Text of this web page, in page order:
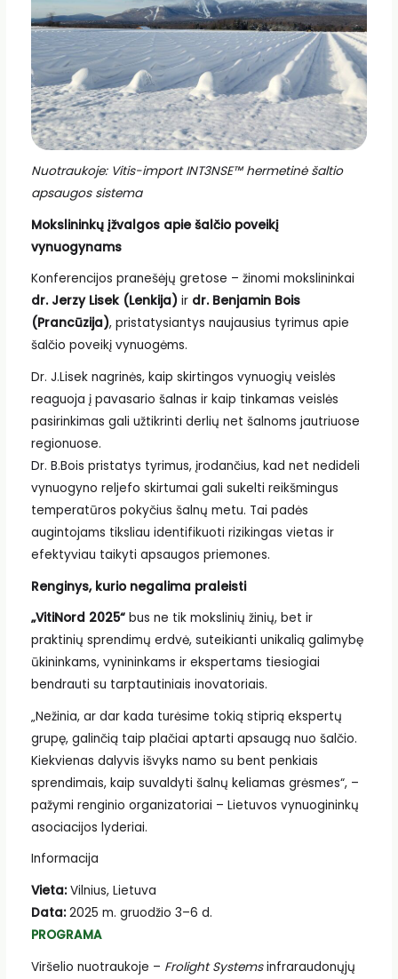
Nuotraukoje: Vitis-import INT3NSE™ hermetinė šaltio
apsaugos sistema
Mokslininkų įžvalgos apie šalčio poveikį
vynuogynams
Konferencijos pranešėjų gretose – žinomi mokslininkai
dr. Jerzy Lisek (Lenkija)ir dr. Benjamin Bois
(Prancūzija), pristatysiantys naujausius tyrimus apie
šalčio poveikį vynuogėms.
Dr. J.Lisek nagrinės, kaip skirtingos vynuogių veislės
reaguoja į pavasario šalnas ir kaip tinkamas veislės
pasirinkimas gali užtikrinti derlių net šalnoms jautriuose
regionuose.
Dr. B.Bois pristatys tyrimus, įrodančius, kad net nedideli
vynuogyno reljefo skirtumai gali sukelti reikšmingus
temperatūros pokyčius šalnų metu. Tai padės
augintojams tiksliau identifikuoti rizikingas vietas ir
efektyviau taikyti apsaugos priemones.
Renginys, kurio negalima praleisti
„VitiNord 2025“bus ne tik mokslinių žinių, bet ir
praktinių sprendimų erdvė, suteikianti unikalią galimybę
ūkininkams, vynininkams ir ekspertams tiesiogiai
bendrauti su tarptautiniais inovatoriais.
„Nežinia, ar dar kada turėsime tokią stiprią ekspertų
grupę, galinčią taip plačiai aptarti apsaugą nuo šalčio.
Kiekvienas dalyvis išvyks namo su bent penkiais
sprendimais, kaip suvaldyti šalnų keliamas grėsmes“, –
pažymi renginio organizatoriai – Lietuvos vynuogininkų
asociacijos lyderiai.
Informacija
Vieta:Vilnius, Lietuva
Data:2025 m. gruodžio 3–6 d.
PROGRAMA
Viršelio nuotraukoje – Frolight Systemsinfraraudonųjų